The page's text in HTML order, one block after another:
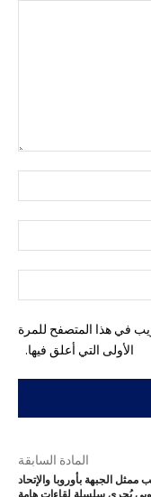
في هذا المتصفح للمرة
الأولى التي أعلق فيها.
المادة السابقة
ممثل الجبهة بأوروبا والإتحاد